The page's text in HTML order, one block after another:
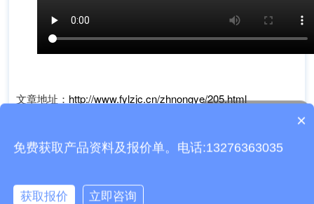
文章地址： http://www.fylzjc.cn/zhnongye/205.html
下一篇：稻田土壤墒情监测系统
相关设备百科
质保时间是多久？
设备有检测证书吗？
×
免费获取产品资料及报价单。电话:13276363035
获取报价 立即咨询